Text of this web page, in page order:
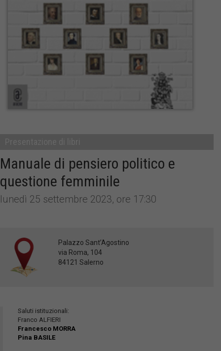
Manuale di pensiero politico e
questione femminile
lunedì 25 settembre 2023, ore 17:30
Palazzo Sant’Agostino
via Roma, 104
84121 Salerno
Saluti istituzionali:
Franco ALFIERI
Francesco MORRA
Pina BASILE